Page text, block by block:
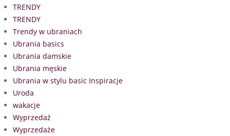
TRENDY
TRENDY
Trendy w ubraniach
Ubrania basics
Ubrania damskie
Ubrania męskie
Ubrania w stylu basic Inspiracje
Uroda
wakacje
Wyprzedaż
Wyprzedaże